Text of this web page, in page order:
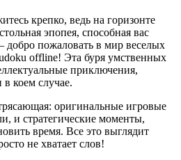
крепко, ведь на горизонте
эпопея, способная вас
добро пожаловать в мир веселых
offline! Эта буря умственных
приключения,
коем случае.
оригинальные игровые
и стратегические моменты,
время. Все это выглядит
не хватает слов!